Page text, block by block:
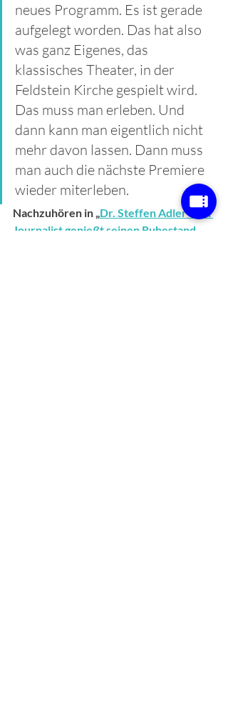
neues Programm. Es ist gerade
aufgelegt worden. Das hat also
was ganz Eigenes, das
klassisches Theater, in der
Feldstein Kirche gespielt wird.
Das muss man erleben. Und
dann kann man eigentlich nicht
mehr davon lassen. Dann muss
man auch die nächste Premiere
wieder miterleben.
Nachzuhören in „Dr. Steffen Adler - ein
Journalist genießt seinen Ruhestand